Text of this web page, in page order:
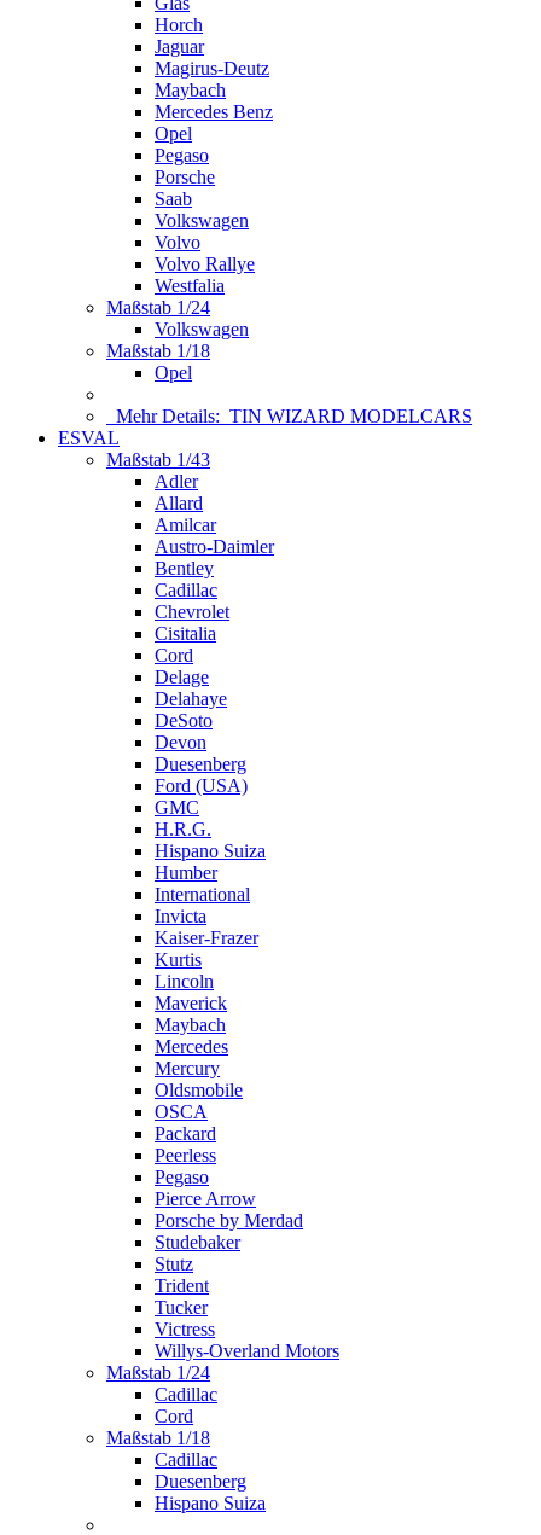
Horch
Jaguar
Magirus-Deutz
Maybach
Mercedes Benz
Opel
Pegaso
Porsche
Saab
Volkswagen
Volvo
Volvo Rallye
Westfalia
Maßstab 1/24
Volkswagen
Maßstab 1/18
Opel
Mehr Details: TIN WIZARD MODELCARS
ESVAL
Maßstab 1/43
Adler
Allard
Amilcar
Austro-Daimler
Bentley
Cadillac
Chevrolet
Cisitalia
Cord
Delage
Delahaye
DeSoto
Devon
Duesenberg
Ford (USA)
GMC
H.R.G.
Hispano Suiza
Humber
International
Invicta
Kaiser-Frazer
Kurtis
Lincoln
Maverick
Maybach
Mercedes
Mercury
Oldsmobile
OSCA
Packard
Peerless
Pegaso
Pierce Arrow
Porsche by Merdad
Studebaker
Stutz
Trident
Tucker
Victress
Willys-Overland Motors
Maßstab 1/24
Cadillac
Cord
Maßstab 1/18
Cadillac
Duesenberg
Hispano Suiza